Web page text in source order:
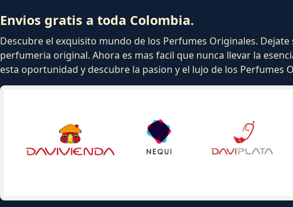
Envios gratis a toda Colombia.
Descubre el exquisito mundo de los Perfumes Originales.
perfumeria original. Ahora es mas facil que nunca llevar la
esta oportunidad y descubre la pasion y el lujo de los Perfumes